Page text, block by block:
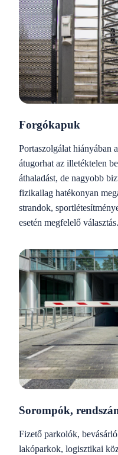
Forgókapuk
Portaszolgálat hiányában
átugorhat az illetéktelen
áthaladást, de nagyobb
fizikailag hatékonyan
strandok,
esetén megfelelő választás.
Sorompók,
Fizető parkolók,
lakóparkok, logisztikai